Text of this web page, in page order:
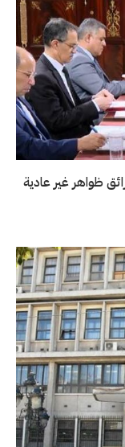
ظواهر غير عادية